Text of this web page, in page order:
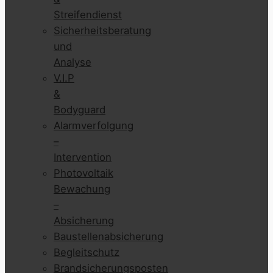
Streifendienst
Sicherheitsberatung
und
Analyse
V.I.P
&
Bodyguard
Alarmverfolgung
–
Intervention
Photovoltaik
Bewachung
–
Absicherung
Baustellenabsicherung
Begleitschutz
Brandsicherungsposten